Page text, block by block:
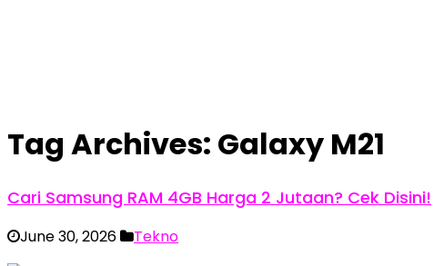
Tag Archives: Galaxy M21
Cari Samsung RAM 4GB Harga 2 Jutaan? Cek Disini!
June 30, 2026 Tekno